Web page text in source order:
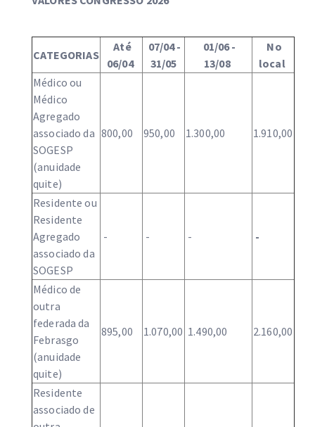
CATEGORIAS
Até
06/04
07/04 -
31/05
01/06 -
13/08
No
local
Médico ou
Médico
Agregado
associado da
SOGESP
(anuidade
quite)
800,00 950,00 1.300,00 1.910,00
Residente ou
Residente
Agregado
associado da
SOGESP
- - - -
Médico de
outra
federada da
Febrasgo
(anuidade
quite)
895,00 1.070,00 1.490,00 2.160,00
Residente
associado de